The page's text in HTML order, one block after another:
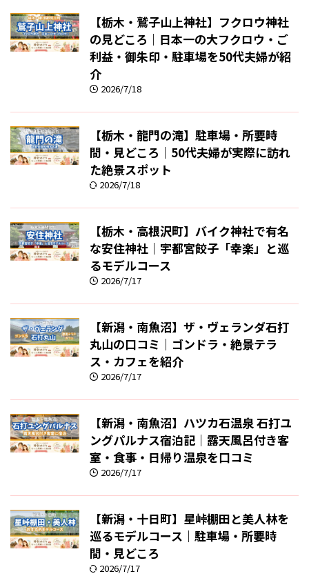
【栃木・鷲子山上神社】フクロウ神社
の見どころ｜日本一の大フクロウ・ご
利益・御朱印・駐車場を50代夫婦が紹
介
2026/7/18
【栃木・龍門の滝】駐車場・所要時
間・見どころ｜50代夫婦が実際に訪れ
た絶景スポット
2026/7/18
【栃木・高根沢町】バイク神社で有名
な安住神社｜宇都宮餃子「幸楽」と巡
るモデルコース
2026/7/17
【新潟・南魚沼】ザ・ヴェランダ石打
丸山の口コミ｜ゴンドラ・絶景テラ
ス・カフェを紹介
2026/7/17
【新潟・南魚沼】ハツカ石温泉 石打ユ
ングパルナス宿泊記｜露天風呂付き客
室・食事・日帰り温泉を口コミ
2026/7/17
【新潟・十日町】星峠棚田と美人林を
巡るモデルコース｜駐車場・所要時
間・見どころ
2026/7/17